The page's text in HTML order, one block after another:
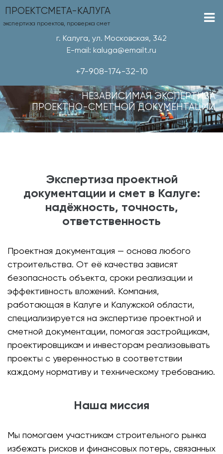
ПРОЕКТСМЕТА-КАЛУГА
экспертиза проектов, проверка смет
г. Калуга, ул. Московская, 342
E-mail: kaluga@emailt.ru
+7-908-174-32-10
НЕЗАВИСИМАЯ ЭКСПЕРТИЗА
ПРОЕКТНО-СМЕТНОЙ ДОКУМЕНТАЦИИ
Экспертиза проектной
документации и смет в Калуге:
надёжность, точность,
ответственность
Проектная документация — основа любого
строительства. От её качества зависят
безопасность объекта, сроки реализации и
эффективность вложений. Компания,
работающая в Калуге и Калужской области,
специализируется на экспертизе проектной и
сметной документации, помогая застройщикам,
проектировщикам и инвесторам реализовывать
проекты с уверенностью в соответствии
каждому нормативу и техническому требованию.
Наша миссия
Мы помогаем участникам строительного рынка
избежать рисков и финансовых потерь, связанных